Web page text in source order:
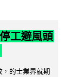
工避風頭
的士業界就期